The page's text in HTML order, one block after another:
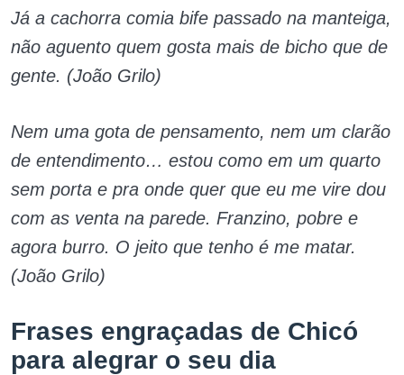
Já a cachorra comia bife passado na manteiga,
não aguento quem gosta mais de bicho que de
gente. (João Grilo)
Nem uma gota de pensamento, nem um clarão
de entendimento… estou como em um quarto
sem porta e pra onde quer que eu me vire dou
com as venta na parede. Franzino, pobre e
agora burro. O jeito que tenho é me matar.
(João Grilo)
Frases engraçadas de Chicó
para alegrar o seu dia